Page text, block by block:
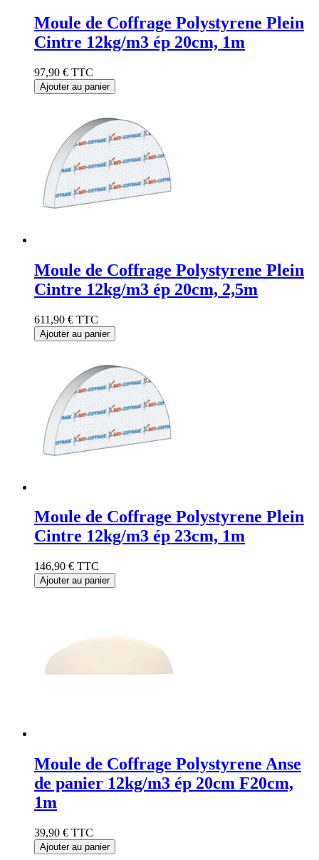
Moule de Coffrage Polystyrene Plein
Cintre 12kg/m3 ép 20cm, 1m
97,90 € TTC
Ajouter au panier
Moule de Coffrage Polystyrene Plein
Cintre 12kg/m3 ép 20cm, 2,5m
611,90 € TTC
Ajouter au panier
Moule de Coffrage Polystyrene Plein
Cintre 12kg/m3 ép 23cm, 1m
146,90 € TTC
Ajouter au panier
Moule de Coffrage Polystyrene Anse
de panier 12kg/m3 ép 20cm F20cm,
1m
39,90 € TTC
Ajouter au panier